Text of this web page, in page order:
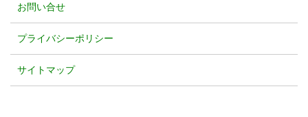
お問い合せ
プライバシーポリシー
サイトマップ